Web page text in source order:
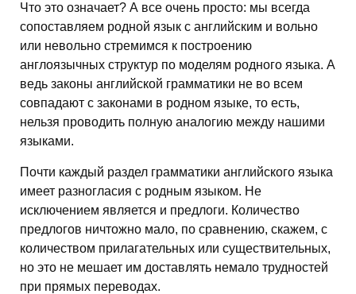
Что это означает? А все очень просто: мы всегда
сопоставляем родной язык с английским и вольно
или невольно стремимся к построению
англоязычных структур по моделям родного языка. А
ведь законы английской грамматики не во всем
совпадают с законами в родном языке, то есть,
нельзя проводить полную аналогию между нашими
языками.
Почти каждый раздел грамматики английского языка
имеет разногласия с родным языком. Не
исключением является и предлоги. Количество
предлогов ничтожно мало, по сравнению, скажем, с
количеством прилагательных или существительных,
но это не мешает им доставлять немало трудностей
при прямых переводах.